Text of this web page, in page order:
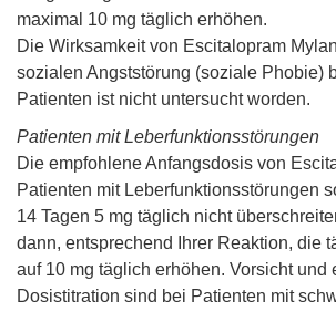
maximal 10 mg täglich erhöhen.
Die Wirksamkeit von Escitalopram
sozialen Angststörung (soziale Phobie)
Patienten ist nicht untersucht worden.
Patienten mit Leberfunktionsstörungen
Die empfohlene Anfangsdosis von
Patienten mit Leberfunktionsstörungen
14 Tagen 5 mg täglich nicht
dann, entsprechend Ihrer Reaktion, die
auf 10 mg täglich erhöhen. Vorsicht und
Dosistitration sind bei Patienten mit